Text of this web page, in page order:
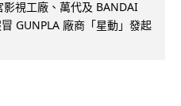
視工廠、萬代及 BANDAI
GUNPLA 廠商「星動」發起